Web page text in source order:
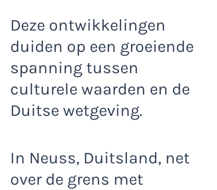
Deze ontwikkelingen
duiden op een groeiende
spanning tussen
culturele waarden en de
Duitse wetgeving.
In Neuss, Duitsland, net
over de grens met